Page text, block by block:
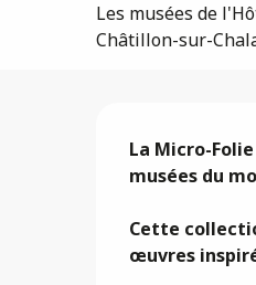
Les musées de
Châtillon-sur-
La Micro-
musées du
Cette
œuvres